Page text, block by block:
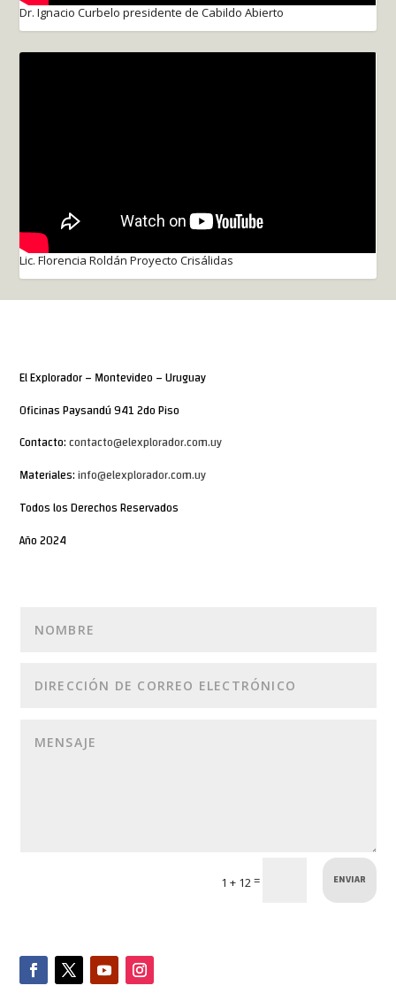
Dr. Ignacio Curbelo presidente de Cabildo Abierto
Lic. Florencia Roldán Proyecto Crisálidas
El Explorador – Montevideo – Uruguay
Oficinas Paysandú 941 2do Piso
Contacto:contacto@elexplorador.com.uy
Materiales:info@elexplorador.com.uy
Todos los Derechos Reservados
Año 2024
1 + 12 = ENVIAR